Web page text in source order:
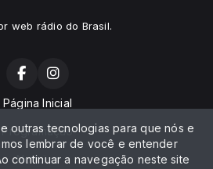
web rádio do Brasil.
Página Inicial
Programação
Notícias
outras tecnologias para que nós e
lembrar de você e entender
continuar a navegação neste site